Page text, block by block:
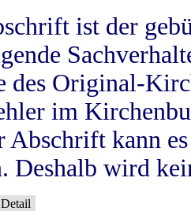
ist der
des Original-
im
Abschrift kann
Deshalb wird
Detail